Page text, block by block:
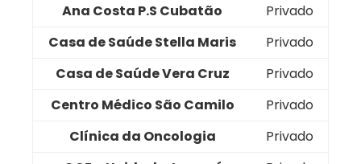
Ana Costa P.S Cubatão
Privado
Casa de Saúde Stella Maris
Privado
Casa de Saúde Vera Cruz
Privado
Centro Médico São Camilo
Privado
Clínica da Oncologia
Privado